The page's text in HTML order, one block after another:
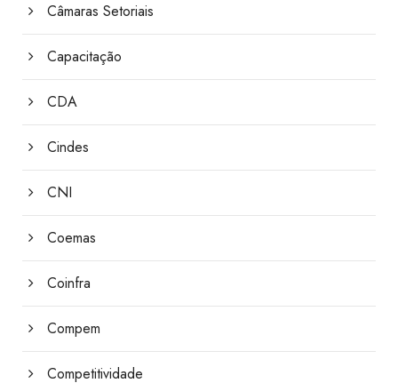
Câmaras Setoriais
Capacitação
CDA
Cindes
CNI
Coemas
Coinfra
Compem
Competitividade